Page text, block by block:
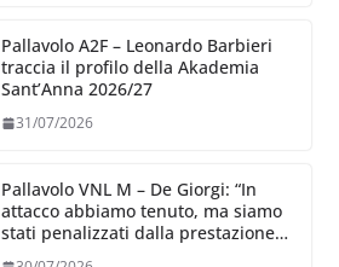
Pallavolo A2F – Leonardo Barbieri
traccia il profilo della Akademia
Sant’Anna 2026/27
31/07/2026
Pallavolo VNL M – De Giorgi: “In
attacco abbiamo tenuto, ma siamo
stati penalizzati dalla prestazione